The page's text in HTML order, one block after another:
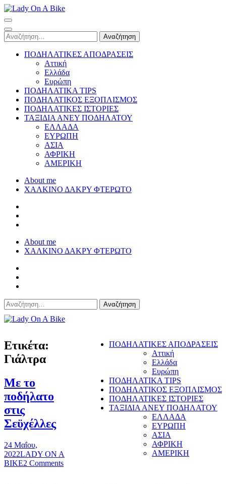
Skip
to
content
(Press
Enter)
Αναζήτηση
για:
ΠΟΔΗΛΑΤΙΚΕΣ ΑΠΟΔΡΑΣΕΙΣ
Αττική
Ελλάδα
Ευρώπη
ΠΟΔΗΛΑΤΙΚΑ TIPS
ΠΟΔΗΛΑΤΙΚΟΣ ΕΞΟΠΛΙΣΜΟΣ
ΠΟΔΗΛΑΤΙΚΕΣ ΙΣΤΟΡΙΕΣ
ΤΑΞΙΔΙΑ ΑΝΕΥ ΠΟΔΗΛΑΤΟΥ
ΕΛΛΑΔΑ
ΕΥΡΩΠΗ
ΑΣΙΑ
ΑΦΡΙΚΗ
ΑΜΕΡΙΚΗ
About me
ΧΑΛΚΙΝΟ ΔΑΚΡΥ ΦΤΕΡΩΤΟ
About me
ΧΑΛΚΙΝΟ ΔΑΚΡΥ ΦΤΕΡΩΤΟ
Αναζήτηση
για:
ΠΟΔΗΛΑΤΙΚΕΣ ΑΠΟΔΡΑΣΕΙΣ
Αττική
Ελλάδα
Ευρώπη
ΠΟΔΗΛΑΤΙΚΑ TIPS
ΠΟΔΗΛΑΤΙΚΟΣ ΕΞΟΠΛΙΣΜΟΣ
ΠΟΔΗΛΑΤΙΚΕΣ ΙΣΤΟΡΙΕΣ
ΤΑΞΙΔΙΑ ΑΝΕΥ ΠΟΔΗΛΑΤΟΥ
ΕΛΛΑΔΑ
ΕΥΡΩΠΗ
ΑΣΙΑ
ΑΦΡΙΚΗ
ΑΜΕΡΙΚΗ
Ετικέτα:
Γιάλτρα
Με το
ποδήλατο
στις
Σεϋχέλλες
24 Μαΐου,
2022LADY ON A
BIKE2 Comments